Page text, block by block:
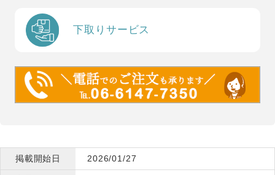
下取りサービス
掲載開始日 2026/01/27